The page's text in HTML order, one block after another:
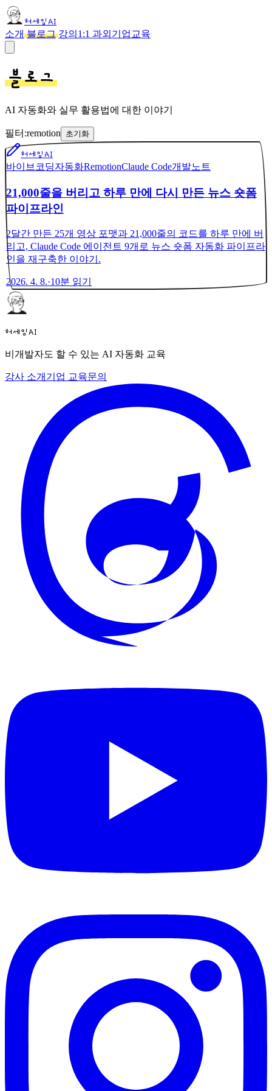
허세임AI
소개 블로그 강의 1:1 과외 기업교육
블로그
AI 자동화와 실무 활용법에 대한 이야기
필터:remotion 초기화
허세임AI
바이브코딩자동화RemotionClaude Code개발노트
21,000줄을 버리고 하루 만에 다시 만든 뉴스 숏폼
파이프라인
2달간 만든 25개 영상 포맷과 21,000줄의 코드를 하루 만에 버
리고, Claude Code 에이전트 9개로 뉴스 숏폼 자동화 파이프라
인을 재구축한 이야기.
2026. 4. 8.·10분 읽기
허세임AI
비개발자도 할 수 있는 AI 자동화 교육
강사 소개 기업 교육문의